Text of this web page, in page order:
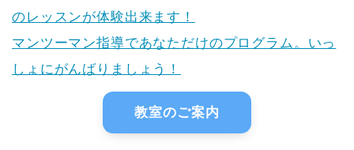
のレッスンが体験出来ます！
マンツーマン指導であなただけのプログラム。いっ
しょにがんばりましょう！
教室のご案内